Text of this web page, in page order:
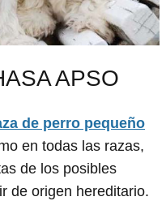
APSO
de perro pequeño
en todas las razas,
de los posibles
de origen hereditario.